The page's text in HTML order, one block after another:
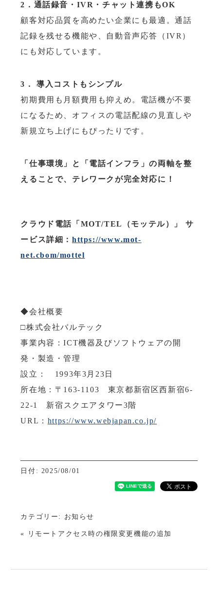
2．通話録音・IVR・チャット連携もOK
顧客対応品質を高めたい企業にも最適。通話
記録を残せる機能や、自動音声応答（IVR）
にも対応しています。
3． 導入コストもシンプル
初期費用も月額費用も抑えめ。電話機が不要
になるため、オフィスの電話配線の見直しや
新規立ち上げにもぴったりです。
「仕事環境」と「電話インフラ」の両軸を整
えることで、テレワークが完全対応に！
クラウド電話「MOT/TEL（モッテル）」 サ
ービス詳細：https://www.mot-
net.cbom/mottel
◆会社概要
□株式会社バルテック
事業内容：ICT機器及びソフトウェアの開
発・製造・管理
設立： 1993年3月23日
所在地：〒163-1103 東京都新宿区西新宿6-
22-1 新宿スクエアタワー3階
URL： https://www.webjapan.co.jp/
日付: 2025/08/01
カテゴリー: お知らせ
« リモートアクセス時の権限変更機能の追加